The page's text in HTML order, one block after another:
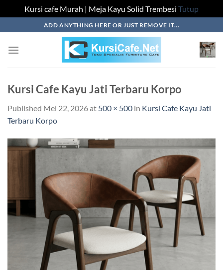
Kursi cafe Murah | Meja Kayu Solid Trembesi Tutup
to
content
ADD ANYTHING HERE OR JUST REMOVE IT...
Kursi Cafe Kayu Jati Terbaru Korpo
Published Mei 22, 2026at 500 × 500 in Kursi Cafe Kayu Jati
Terbaru Korpo